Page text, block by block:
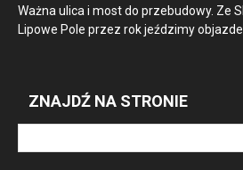
Ważna ulica i most do przebudowy. Ze
Lipowe Pole przez rok jeździmy
ZNAJDŹ NA STRONIE